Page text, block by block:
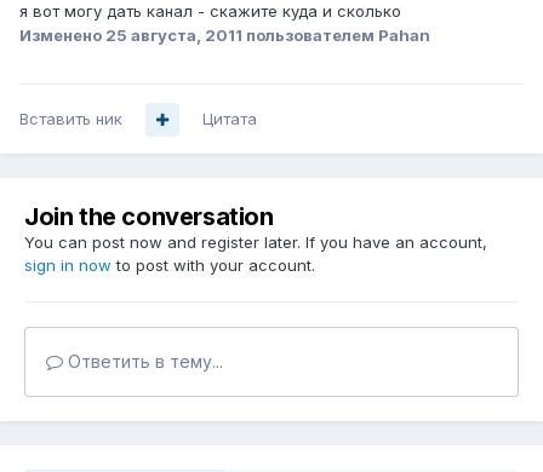
я вот могу дать канал - скажите куда и сколько
Изменено 25 августа, 2011 пользователем Pahan
Вставить ник Цитата
Join the conversation
You can post now and register later. If you have an account,
sign in now to post with your account.
Ответить в тему...